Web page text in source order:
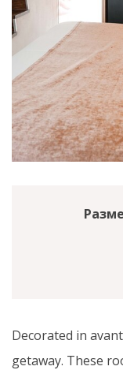
Decorated in
getaway. These